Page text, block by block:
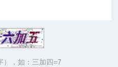
），如：三加四=7